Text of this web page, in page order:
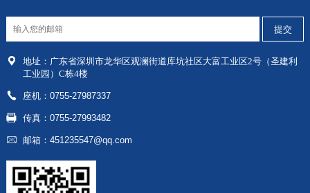
地址： 广东省深圳市龙华区观澜街道库坑社区大富工业区2号（圣建利
工业园）C栋4楼
座机：0755-27987337
传真：0755-27993482
邮箱：451235547@qq.com